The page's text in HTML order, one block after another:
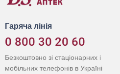
Гаряча лінія
0 800 30 20 60
Безкоштовно зі стаціонарних і
мобільних телефонів в Україні